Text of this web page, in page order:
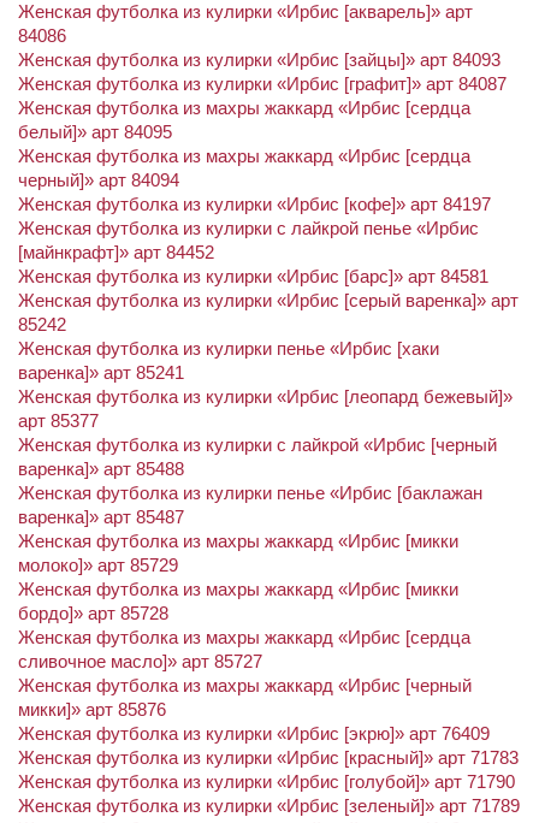
Женская футболка из кулирки «Ирбис [акварель]» арт
84086
Женская футболка из кулирки «Ирбис [зайцы]» арт 84093
Женская футболка из кулирки «Ирбис [графит]» арт 84087
Женская футболка из махры жаккард «Ирбис [сердца
белый]» арт 84095
Женская футболка из махры жаккард «Ирбис [сердца
черный]» арт 84094
Женская футболка из кулирки «Ирбис [кофе]» арт 84197
Женская футболка из кулирки с лайкрой пенье «Ирбис
[майнкрафт]» арт 84452
Женская футболка из кулирки «Ирбис [барс]» арт 84581
Женская футболка из кулирки «Ирбис [серый варенка]» арт
85242
Женская футболка из кулирки пенье «Ирбис [хаки
варенка]» арт 85241
Женская футболка из кулирки «Ирбис [леопард бежевый]»
арт 85377
Женская футболка из кулирки с лайкрой «Ирбис [черный
варенка]» арт 85488
Женская футболка из кулирки пенье «Ирбис [баклажан
варенка]» арт 85487
Женская футболка из махры жаккард «Ирбис [микки
молоко]» арт 85729
Женская футболка из махры жаккард «Ирбис [микки
бордо]» арт 85728
Женская футболка из махры жаккард «Ирбис [сердца
сливочное масло]» арт 85727
Женская футболка из махры жаккард «Ирбис [черный
микки]» арт 85876
Женская футболка из кулирки «Ирбис [экрю]» арт 76409
Женская футболка из кулирки «Ирбис [красный]» арт 71783
Женская футболка из кулирки «Ирбис [голубой]» арт 71790
Женская футболка из кулирки «Ирбис [зеленый]» арт 71789